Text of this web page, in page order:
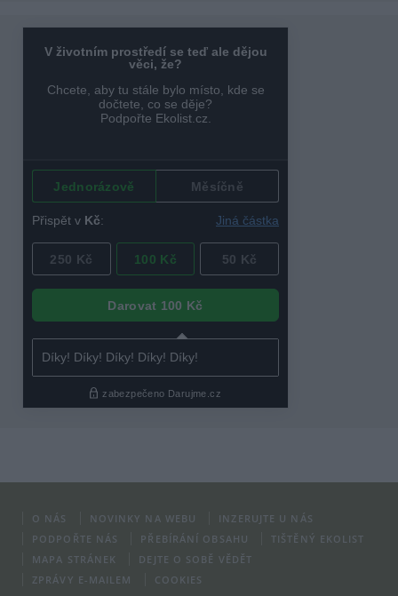
O NÁS NOVINKY NA WEBU
INZERUJTE U NÁS
PODPOŘTE NÁS
PŘEBÍRÁNÍ OBSAHU
TIŠTĚNÝ EKOLIST
MAPA STRÁNEK
DEJTE O SOBĚ VĚDĚT
ZPRÁVY E-MAILEM
COOKIES